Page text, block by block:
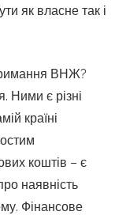
як власне так і
ВНЖ?
Ними є різні
країні
коштів – є
наявність
Фінансове